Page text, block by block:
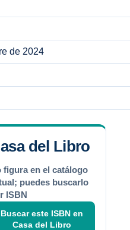
de 2024
del Libro
figura en el catálogo
puedes buscarlo
ISBN
Buscar este ISBN en
Casa del Libro